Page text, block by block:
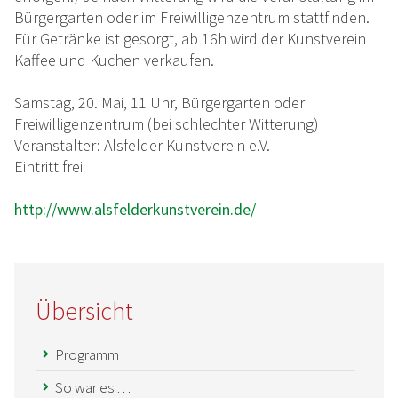
Bürgergarten oder im Freiwilligenzentrum stattfinden.
Für Getränke ist gesorgt, ab 16h wird der Kunstverein
Kaffee und Kuchen verkaufen.
Samstag, 20. Mai, 11 Uhr, Bürgergarten oder
Freiwilligenzentrum (bei schlechter Witterung)
Veranstalter: Alsfelder Kunstverein e.V.
Eintritt frei
http://www.alsfelderkunstverein.de/
Übersicht
Programm
So war es …